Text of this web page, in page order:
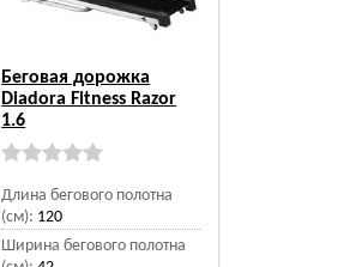
Беговая дорожка
Diadora Fitness Razor
1.6
Длина бегового полотна
(см): 120
Ширина бегового полотна